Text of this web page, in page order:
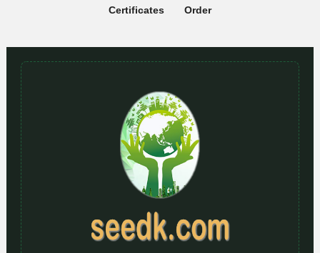
Certificates
Order